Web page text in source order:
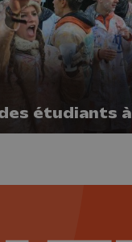
étudiants